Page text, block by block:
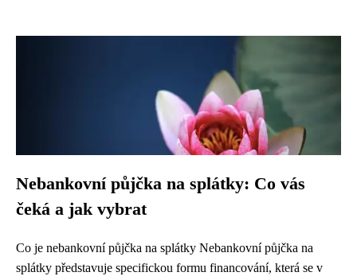
Nebankovní půjčka na splátky: Co vás
čeká a jak vybrat
Co je nebankovní půjčka na splátky Nebankovní půjčka na
splátky představuje specifickou formu financování, která se v